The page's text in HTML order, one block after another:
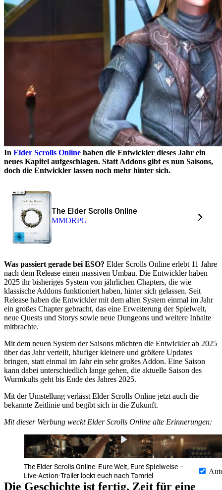
In Elder Scrolls Online haben die Entwickler dieses Jahr ein
neues Kapitel aufgeschlagen. Statt Addons gibt es nun Saisons,
doch die Entwickler lassen noch mehr hinter sich.
The Elder Scrolls Online
MMORPG
Was passiert gerade bei ESO? Elder Scrolls Online erlebt 11 Jahre
nach dem Release einen massiven Umbau. Die Entwickler haben
2025 ihr bisheriges System von jährlichen Chapters, die wie
klassische Addons funktioniert haben, hinter sich gelassen. Seit
Release haben die Entwickler mit dem alten System einmal im Jahr
ein großes Chapter gebracht, das eine Erweiterung der Spielwelt,
neue Quests und Storys sowie neue Dungeons und weitere Inhalte
mitbrachte.
Mit dem neuen System der Saisons möchten die Entwickler ab 2025
über das Jahr verteilt, häufiger kleinere und größere Updates
bringen, statt einmal im Jahr ein sehr großes Addon. Eine Saison
kann dabei unterschiedlich lange gehen, die aktuelle Saison des
Wurmkults geht bis Ende des Jahres 2025.
Mit der Umstellung verlässt Elder Scrolls Online jetzt auch die
bekannte Zeitlinie und begibt sich in die Zukunft.
Mit dieser Werbung weckt Elder Scrolls Online alte Erinnerungen:
The Elder Scrolls Online: Eure Welt, Eure Spielweise –
Live-Action-Trailer lockt euch nach Tamriel
Die Geschichte ist fertig, Zeit für eine